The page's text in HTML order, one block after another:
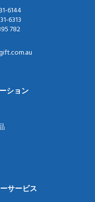
6144
6313
782
ション
サービス